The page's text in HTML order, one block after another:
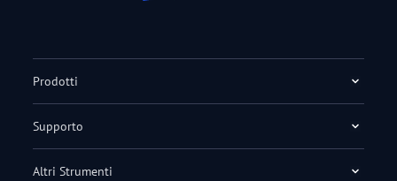
Prodotti
Supporto
Altri Strumenti